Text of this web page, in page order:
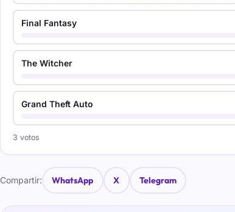
Final Fantasy
The Witcher
Grand Theft Auto
3 votos
Compartir: WhatsApp X Telegram